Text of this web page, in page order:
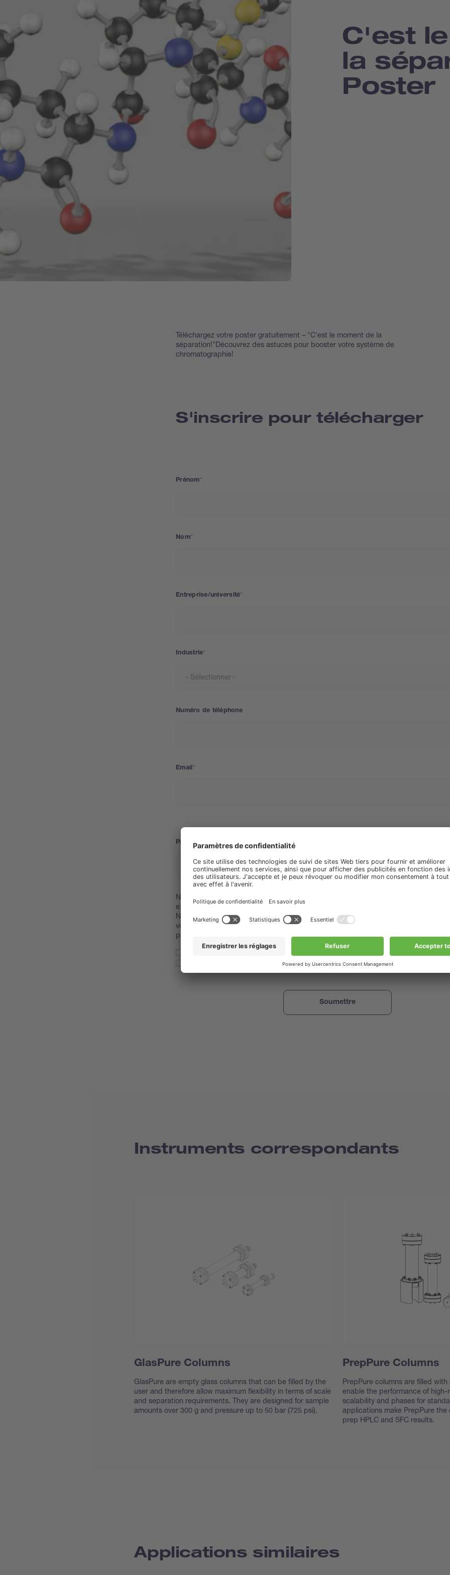
C'est
la
Poster
Téléchargez votre poster gratuitement – "C'est le moment de la
séparation!"Découvrez des astuces pour booster votre système de
chromatographie!
S'inscrire pour télécharger
Prénom
Nom
Entreprise/université
Industrie
Numéro de téléphone
Email
Pays
Nous aimerions vous envoyer à l'avenir d'autres informations susceptibles de vous
exemple des notes d'application, des guides, des invitations à des webinars et à
Nous vous demandons donc de nous donner votre accord pour rester en contact.
vous renseigner sur vos droits et sur la manière dont nous utilisons et traitons vos
personnelles dans notre
politique de confidentialité.
Je confirme que j'ai lu et que j'accepte la politique de confidentialité de
J'autorise www.buchi.com à m'envoyer des informations marketing.
Instruments correspondants
GlasPure Columns
GlasPure are empty glass columns that can be filled by the
user and therefore allow maximum flexibility in terms of scale
and separation requirements. They are designed for sample
amounts over 300 g and pressure up to 50 bar (725 psi).
PrepPure Columns
PrepPure columns are filled
enable the performance of
scalability and phases for
applications make PrepPure
prep HPLC and SFC results.
Applications similaires